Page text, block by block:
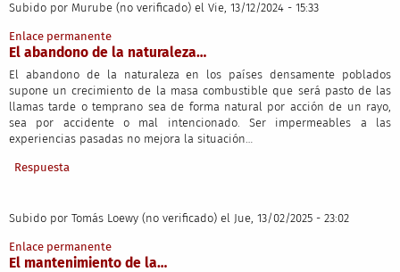
Subido por Murube (no verificado) el Vie, 13/12/2024 - 15:33
Enlace permanente
El abandono de la naturaleza…
El abandono de la naturaleza en los países densamente poblados
supone un crecimiento de la masa combustible que será pasto de las
llamas tarde o temprano sea de forma natural por acción de un rayo,
sea por accidente o mal intencionado. Ser impermeables a las
experiencias pasadas no mejora la situación…
Respuesta
Subido por Tomás Loewy (no verificado) el Jue, 13/02/2025 - 23:02
Enlace permanente
El mantenimiento de la…